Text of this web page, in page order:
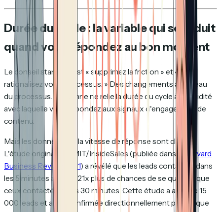
Durée du cycle : la variable qui se réduit
quand vous répondez au bon moment
Le conseil standard est « supprimez la friction » et «
rationalisez votre processus. » Des changements au niveau
du processus. Personne ne relie la durée du cycle à la rapidité
avec laquelle vous répondez aux signaux d'engagement de
contenu.
Mais les données sur la vitesse de réponse sont claires.
L'étude originale de MIT/InsideSales (publiée dans le Harvard
Business Review, 2011) a révélé que les leads contactés dans
les 5 minutes avaient 21x plus de chances de se qualifier que
ceux contactés après 30 minutes. Cette étude a analysé 15
000 leads et a été confirmée directionnellement par chaque